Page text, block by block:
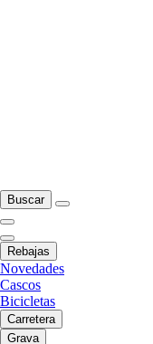
Buscar
Rebajas
Novedades
Cascos
Bicicletas
Carretera
Grava